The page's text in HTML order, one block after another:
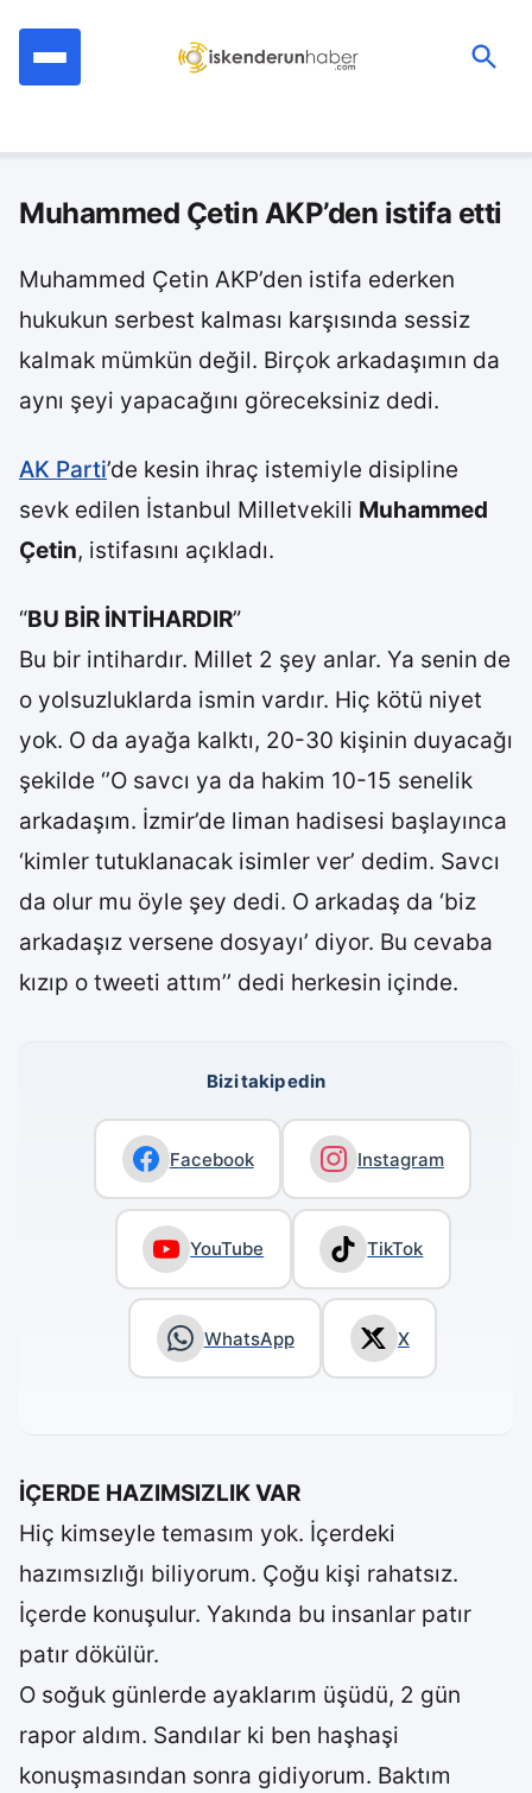
Muhammed Çetin AKP’den istifa etti
Muhammed Çetin AKP’den istifa ederken
hukukun serbest kalması karşısında sessiz
kalmak mümkün değil. Birçok arkadaşımın da
aynı şeyi yapacağını göreceksiniz dedi.
AK Parti’de kesin ihraç istemiyle disipline
sevk edilen İstanbul Milletvekili Muhammed
Çetin, istifasını açıkladı.
“BU BİR İNTİHARDIR”
Bu bir intihardır. Millet 2 şey anlar. Ya senin de
o yolsuzluklarda ismin vardır. Hiç kötü niyet
yok. O da ayağa kalktı, 20-30 kişinin duyacağı
şekilde ‘’O savcı ya da hakim 10-15 senelik
arkadaşım. İzmir’de liman hadisesi başlayınca
‘kimler tutuklanacak isimler ver’ dedim. Savcı
da olur mu öyle şey dedi. O arkadaş da ‘biz
arkadaşız versene dosyayı’ diyor. Bu cevaba
kızıp o tweeti attım’’ dedi herkesin içinde.
Bizi takip edin
Facebook Instagram
YouTube TikTok
WhatsApp X
İÇERDE HAZIMSIZLIK VAR
Hiç kimseyle temasım yok. İçerdeki
hazımsızlığı biliyorum. Çoğu kişi rahatsız.
İçerde konuşulur. Yakında bu insanlar patır
patır dökülür.
O soğuk günlerde ayaklarım üşüdü, 2 gün
rapor aldım. Sandılar ki ben haşhaşi
konuşmasından sonra gidiyorum. Baktım